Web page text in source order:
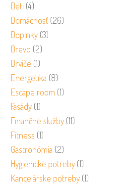
Deti (4)
Domácnosť (26)
Doplnky (3)
Drevo (2)
Drviče (1)
Energetika (8)
Escape room (1)
Fasády (1)
Finančné služby (11)
Fitness (1)
Gastronómia (2)
Hygienické potreby (1)
Kancelárske potreby (1)